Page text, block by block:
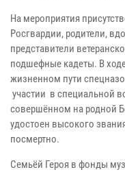
На мероприятия
Росгвардии, родители,
представители
подшефные кадеты. В
жизненном пути
участии в специальной
совершённом на родной
удостоен высокого
посмертно.
Семьёй Героя в фонды